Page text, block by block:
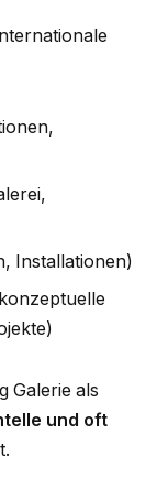
Installationen)
Galerie als
und oft